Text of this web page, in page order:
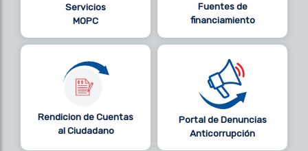
Servicios
MOPC
Fuentes de
financiamiento
Rendicion de Cuentas
al Ciudadano
Portal de Denuncias
Anticorrupción